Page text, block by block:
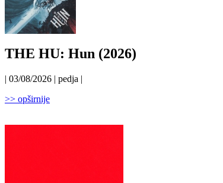
THE HU: Hun (2026)
| 03/08/2026 | pedja |
>> opširnije